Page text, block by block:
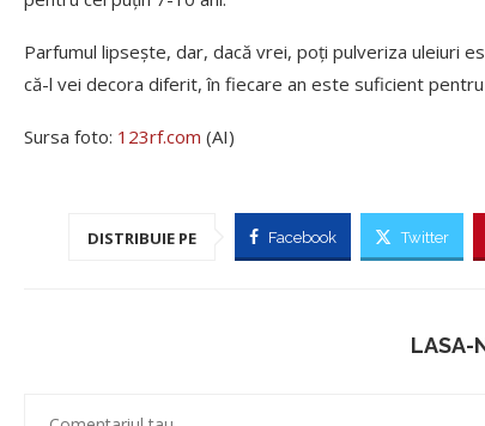
Parfumul lipsește, dar, dacă vrei, poți pulveriza uleiuri
că-l vei decora diferit, în fiecare an este suficient
Sursa foto: 123rf.com (AI)
DISTRIBUIE PE Facebook Twitter
LASA-